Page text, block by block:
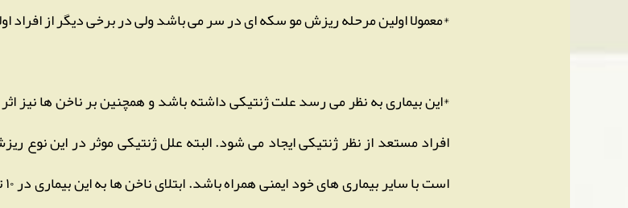
*معمولا اولین مرحله ریزش مو سکه ای در سر می باشد ولی در برخی دیگر از افراد
*این بیماری به نظر می رسد علت ژنتیکی داشته باشد و همچنین بر ناخن ها نیز
افراد مستعد از نظر ژنتیکی ایجاد می شود. البته علل ژنتیکی موثر در این